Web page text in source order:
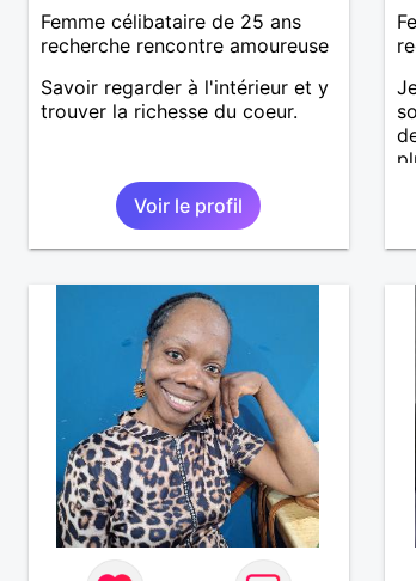
Femme célibataire de 25 ans
recherche rencontre amoureuse
Savoir regarder à l'intérieur et y
trouver la richesse du coeur.
Voir le profil